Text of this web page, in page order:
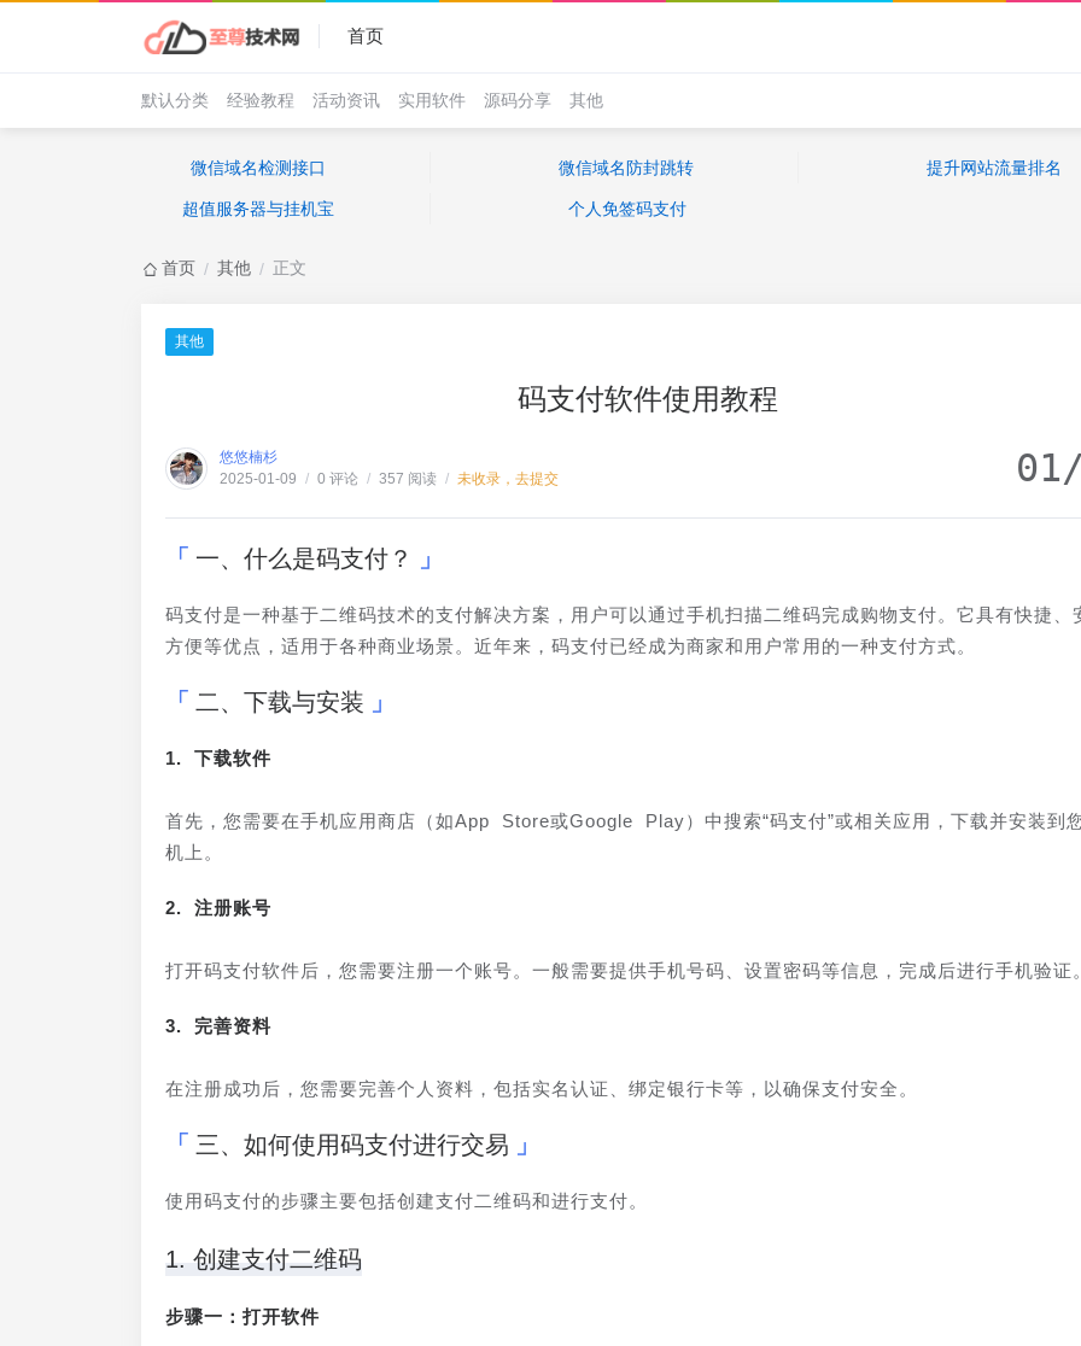
首页
默认分类 经验教程 活动资讯 实用软件 源码分享 其他
微信域名检测接口 微信域名防封跳转 提升网站流量排名
超值服务器与挂机宝 个人免签码支付
首页 / 其他 / 正文
其他
码支付软件使用教程
悠悠楠杉
2025-01-09 / 0 评论 / 357 阅读 / 未收录，去提交
一、什么是码支付？
码支付是一种基于二维码技术的支付解决方案，用户可以通过手机扫描二维码完成购物支付。它具有快捷、
方便等优点，适用于各种商业场景。近年来，码支付已经成为商家和用户常用的一种支付方式。
二、下载与安装
1. 下载软件
首先，您需要在手机应用商店（如App Store或Google Play）中搜索“码支付”或相关应用，下载并安装到
机上。
2. 注册账号
打开码支付软件后，您需要注册一个账号。一般需要提供手机号码、设置密码等信息，完成后进行手机验证
3. 完善资料
在注册成功后，您需要完善个人资料，包括实名认证、绑定银行卡等，以确保支付安全。
三、如何使用码支付进行交易
使用码支付的步骤主要包括创建支付二维码和进行支付。
1. 创建支付二维码
步骤一：打开软件